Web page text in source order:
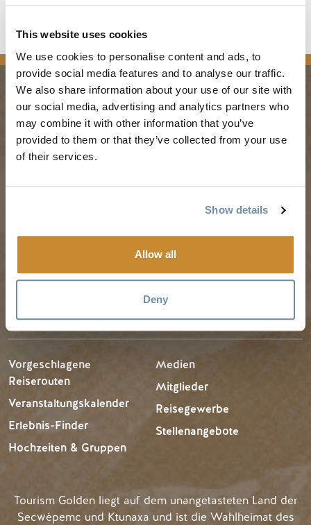
This website uses cookies
We use cookies to personalise content and ads, to
provide social media features and to analyse our traffic.
We also share information about your use of our site with
our social media, advertising and analytics partners who
may combine it with other information that you’ve
provided to them or that they’ve collected from your use
of their services.
Show details
Allow all
Deny
Golden BC V0A 1H0
Kanada
PLANUNG
Reiseführer & Karte
Besucher
JAHRESZEITEN
REISE-IDEEN
Vorgeschlagene
Reiserouten
Veranstaltungskalender
Erlebnis-Finder
Hochzeiten & Gruppen
RESSOURCEN
Medien
Mitglieder
Reisegewerbe
Stellenangebote
Tourism Golden liegt auf dem unangetasteten Land der
Secwépemc und Ktunaxa und ist die Wahlheimat des